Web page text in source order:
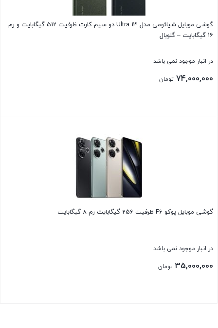
گوشی موبایل شیائومی مدل 13 Ultra دو سیم کارت ظرفیت 512 گیگابایت و رم
16 گیگابایت – گلوبال
در انبار موجود نمی باشد
74,000,000 تومان
گوشی موبایل پوکو F6 ظرفیت 256 گیگابایت رم 8 گیگابایت
در انبار موجود نمی باشد
35,000,000 تومان